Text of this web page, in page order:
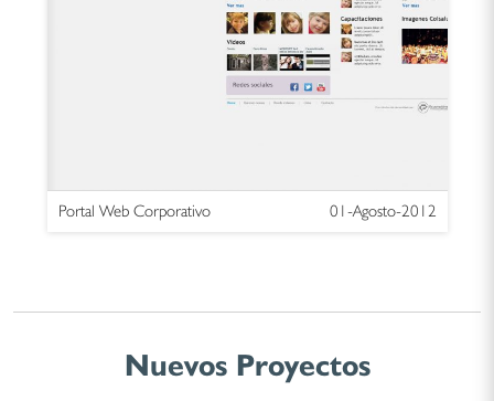
Portal Web Corporativo 01-Agosto-2012
Nuevos Proyectos